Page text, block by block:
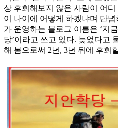
상 후회해보지 않은 사람이 어디
이 나이에 어떻게 하겠냐며 단
가 운영하는 블로그 이름은 ‘지
당’이라고 쓰고 있다. 늦었다고
해 봄으로써 2년, 3년 뒤에 후회